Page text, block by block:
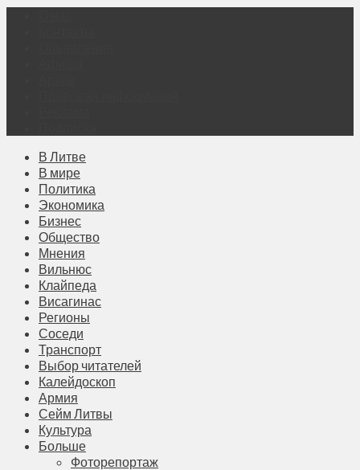
В Литве
В мире
Политика
Экономика
Бизнес
Общество
Мнения
Вильнюс
Клайпеда
Висагинас
Регионы
Соседи
Транспорт
Выбор читателей
Калейдоскоп
Армия
Сейм Литвы
Культура
Больше
Фоторепортаж